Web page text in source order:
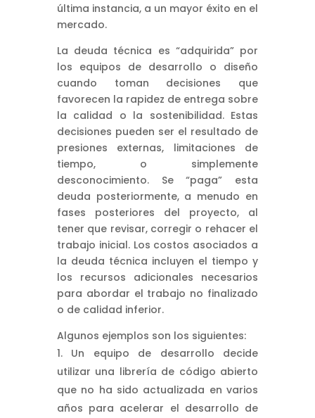
última instancia, a un mayor éxito en el
mercado.
La deuda técnica es “adquirida” por
los equipos de desarrollo o diseño
cuando toman decisiones que
favorecen la rapidez de entrega sobre
la calidad o la sostenibilidad. Estas
decisiones pueden ser el resultado de
presiones externas, limitaciones de
tiempo, o simplemente
desconocimiento. Se “paga” esta
deuda posteriormente, a menudo en
fases posteriores del proyecto, al
tener que revisar, corregir o rehacer el
trabajo inicial. Los costos asociados a
la deuda técnica incluyen el tiempo y
los recursos adicionales necesarios
para abordar el trabajo no finalizado
o de calidad inferior.
Algunos ejemplos son los siguientes:
Un equipo de desarrollo decide
utilizar una librería de código abierto
que no ha sido actualizada en varios
años para acelerar el desarrollo de